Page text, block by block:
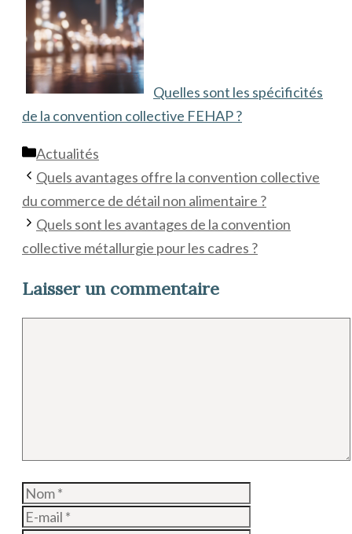
Quelles sont les spécificités
de la convention collective FEHAP ?
Catégories
Actualités
Quels avantages offre la convention collective
du commerce de détail non alimentaire ?
Quels sont les avantages de la convention
collective métallurgie pour les cadres ?
Laisser un commentaire
Nom